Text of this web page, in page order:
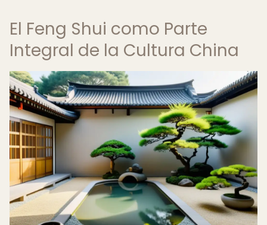
El Feng Shui como Parte
Integral de la Cultura China